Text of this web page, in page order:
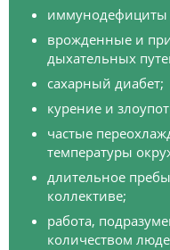
иммунодефициты
врожденные и
дыхательных
сахарный диабет;
курение и
частые
температуры
длительное
коллективе;
работа,
количеством